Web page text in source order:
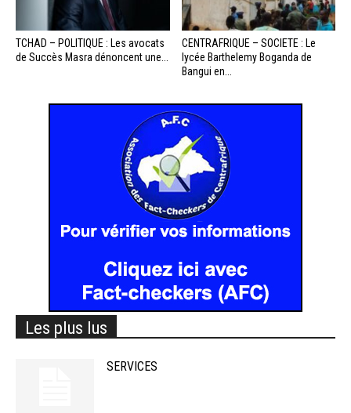
TCHAD – POLITIQUE : Les avocats
de Succès Masra dénoncent une...
CENTRAFRIQUE – SOCIETE : Le
lycée Barthelemy Boganda de
Bangui en...
Les plus lus
SERVICES